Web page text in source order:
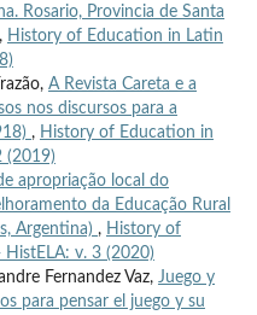
Rosario, Provincia de Santa
, History of Education in Latin
A Revista Careta e a
nos discursos para a
, History of Education in
(2019)
apropriação local do
da Educação Rural
Argentina) , History of
v. 3 (2020)
Fernandez Vaz, Juego y
para pensar el juego y su